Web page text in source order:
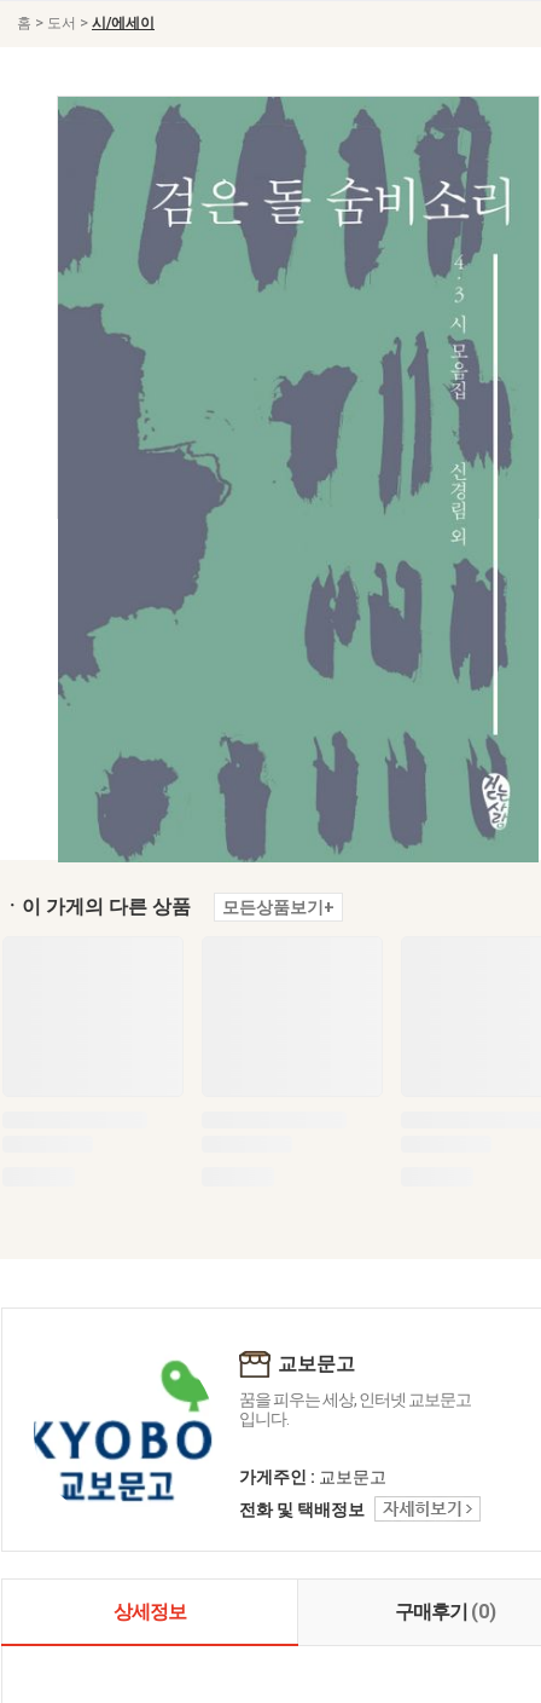
홈 > 도서 > 시/에세이
ㆍ이 가게의 다른 상품 모든상품보기+
교보문고
꿈을 피우는 세상, 인터넷 교보문고
입니다.
가게주인 : 교보문고
전화 및 택배정보
상세정보 구매후기 (0)